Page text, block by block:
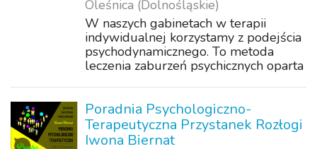
Oleśnica (Dolnośląskie)
W naszych gabinetach w terapii
indywidualnej korzystamy z podejścia
psychodynamicznego. To metoda
leczenia zaburzeń psychicznych oparta
problemów przeżywanych przez
Pacjenta w...
Poradnia Psychologiczno-
Terapeutyczna Przystanek Rozłogi
Iwona Biernat